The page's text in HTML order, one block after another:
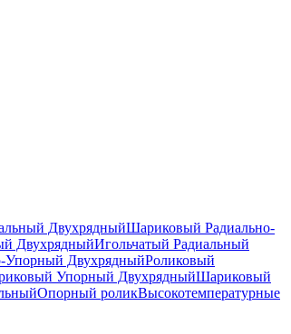
ДвухрядныйШариковый Радиально-
ДвухрядныйИгольчатый Радиальный
Упорный ДвухрядныйРоликовый
Упорный ДвухрядныйШариковый
Опорный роликВысокотемпературные